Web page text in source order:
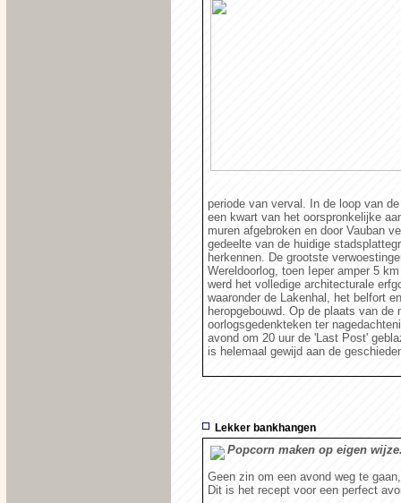
periode van verval. In de loop van
een kwart van het oorspronkelijke
muren afgebroken en door Vauban
gedeelte van de huidige
herkennen. De grootste
Wereldoorlog, toen Ieper amper 5
werd het volledige architecturale
waaronder de Lakenhal, het belfort
heropgebouwd. Op de plaats van de
oorlogsgedenkteken ter
avond om 20 uur de 'Last Post'
is helemaal gewijd aan de
Lekker bankhangen
Popcorn maken op eigen
Geen zin om een avond weg te
Dit is het recept voor een perfect